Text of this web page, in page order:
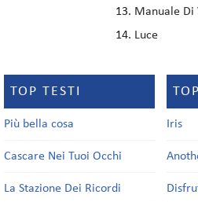
Manuale Di
Luce
TOP TESTI
Più bella cosa
Cascare Nei Tuoi Occhi
La Stazione Dei Ricordi
Iris